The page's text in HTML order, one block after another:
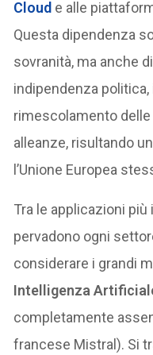
Cloud e alle
Questa dipendenza
sovranità, ma anche
indipendenza
rimescolamento
alleanze, risultando
l’Unione Europea
Tra le applicazioni
pervadono ogni
considerare i grandi
Intelligenza
completamente
francese Mistral). Si